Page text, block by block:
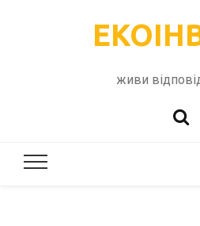
живи